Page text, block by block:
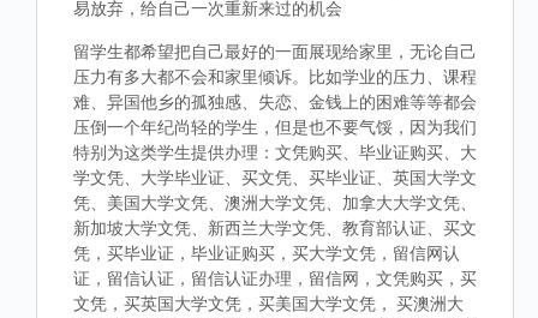
易放弃，给自己一次重新来过的机会
留学生都希望把自己最好的一面展现给家里，无论自己
压力有多大都不会和家里倾诉。比如学业的压力、课程
难、异国他乡的孤独感、失恋、金钱上的困难等等都会
压倒一个年纪尚轻的学生，但是也不要气馁，因为我们
特别为这类学生提供办理：文凭购买、毕业证购买、大
学文凭、大学毕业证、买文凭、买毕业证、英国大学文
凭、美国大学文凭、澳洲大学文凭、加拿大大学文凭、
新加坡大学文凭、新西兰大学文凭、教育部认证、买文
凭，买毕业证，毕业证购买，买大学文凭，留信网认
证，留信认证，留信认证办理，留信网，文凭购买，买
文凭，买英国大学文凭，买美国大学文凭， 买澳洲大